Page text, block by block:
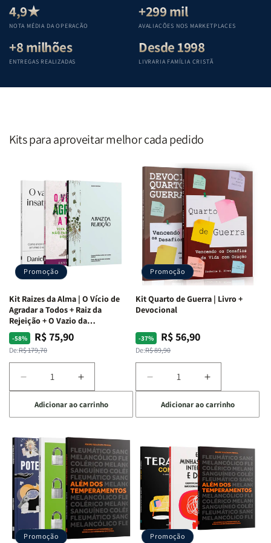
Teológica
Penkal
Penkal
Teológica
Penkal
4,9★
NOTA MÉDIA DA OPERAÇÃO
+299 mil
AVALIAÇÕES NOS MARKETPLACES
+8 milhões
ENTREGAS REALIZADAS
Desde 1998
LIVRARIA FAMÍLIA CRISTÃ
Kits para aproveitar melhor cada pedido
Promoção
Kit Raizes da Alma | O Vício de
Agradar a Todos + Raiz da
Rejeição + O Vazio da
Insatisfação.
-58%
Preço
normal
De:R$ 179,70
Preço
promocional
R$ 75,90
Diminuir
a
quantidade
de
Raizes
da
Alma
|
O
Vício
Agradar
Aumentar
a
quantidade
de
Raizes
da
Alma
|
O
Vício
de
Agradar
Adicionar ao carrinho
Promoção
Kit Quarto de Guerra | Livro +
Devocional
-37%
Preço
normal
De:R$ 89,90
Preço
promocional
R$ 56,90
Diminuir
a
quantidade
de
Quarto
de
Guerra
Livro
+
Devocional
Aumentar
a
quantidade
de
Quarto
de
Guerra
|
Livro
+
Devocional
Adicionar ao carrinho
Promoção Promoção